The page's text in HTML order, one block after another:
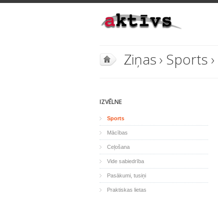
Ziņas› Sports ›
IZVĒLNE
Sports
Mācības
Ceļošana
Vide sabiedrība
Pasākumi, tusiņi
Praktiskas lietas